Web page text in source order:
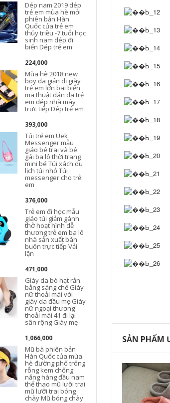
Dép nam 2019 dép
trẻ em mùa hè mới
phiên bản Hàn
Quốc của trẻ em
thủy triều -7 tuổi học
sinh nam dép đi
biển Dép trẻ em
224,000
Mùa hè 2018 new
boy da giản dị giày
trẻ em lớn bãi biển
ma thuật dán da trẻ
em dép nhà máy
trực tiếp Dép trẻ em
393,000
Túi trẻ em Uek
Messenger mẫu
giáo bé trai và bé
gái ba lô thời trang
mini bé Túi xách du
lịch túi nhỏ Túi
messenger cho trẻ
em
376,000
Trẻ em đi học mẫu
giáo túi giảm gánh
thở hoạt hình dễ
thương trẻ em ba lô
nhà sản xuất bán
buôn trực tiếp Vải
lặn
471,000
Giày da bò hạt rắn
bằng sáng chế Giày
nữ thoải mái với
giày da đầu mẹ Giày
nữ ngoại thương
thoải mái 41 đi lại
sân rộng Giày mẹ
1,066,000
Mũ bà phiên bản
Hàn Quốc của mùa
hè đường phố trống
rỗng kem chống
nắng hàng đầu nam
thể thao mũ lưỡi trai
mũ lưỡi trai bóng
chày Mũ bóng chày
SẢN PHẨM